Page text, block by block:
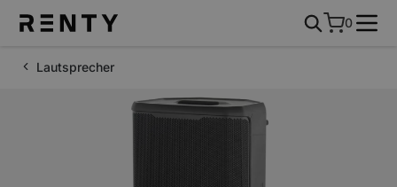
0
Lautsprecher